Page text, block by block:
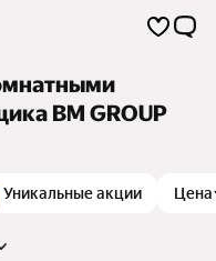
BM GROUP
Уникальные акции Цена